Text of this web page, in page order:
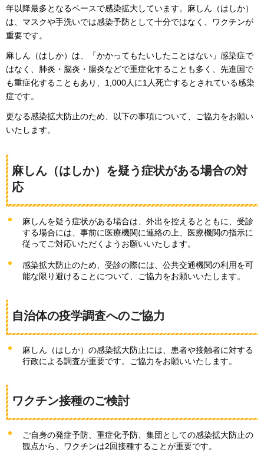
年以降最多となるペースで感染拡大しています。麻しん（はしか）
は、マスクや手洗いでは感染予防として十分ではなく、ワクチンが
重要です。
麻しん（はしか）は、「かかってもたいしたことはない」感染症で
はなく、肺炎・脳炎・腸炎などで重症化することも多く、先進国で
も重症化することもあり、1,000人に1人死亡するとされている感染
症です。
更なる感染拡大防止のため、以下の事項について、ご協力をお願い
いたします。
麻しん（はしか）を疑う症状がある場合の対
応
麻しんを疑う症状がある場合は、外出を控えるとともに、受診
する場合には、事前に医療機関に連絡の上、医療機関の指示に
従ってご対応いただくようお願いいたします。
感染拡大防止のため、受診の際には、公共交通機関の利用を可
能な限り避けることについて、ご協力をお願いいたします。
自治体の疫学調査へのご協力
麻しん（はしか）の感染拡大防止には、患者や接触者に対する
行政による調査が重要です。ご協力をお願いいたします。
ワクチン接種のご検討
ご自身の発症予防、重症化予防、集団としての感染拡大防止の
観点から、ワクチンは2回接種することが重要です。